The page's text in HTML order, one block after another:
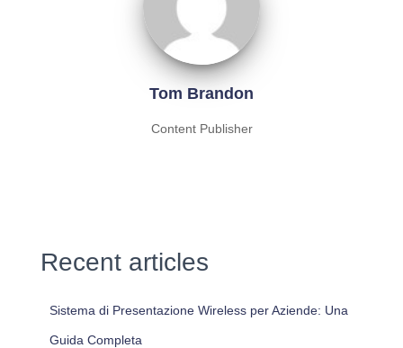
Tom Brandon
Content Publisher
Recent articles
Sistema di Presentazione Wireless per Aziende: Una
Guida Completa